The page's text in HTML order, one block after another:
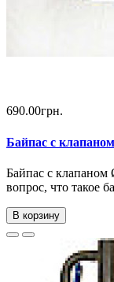
690.00грн.
Байпас с
Байпас с клапаном
вопрос, что такое
В корзину